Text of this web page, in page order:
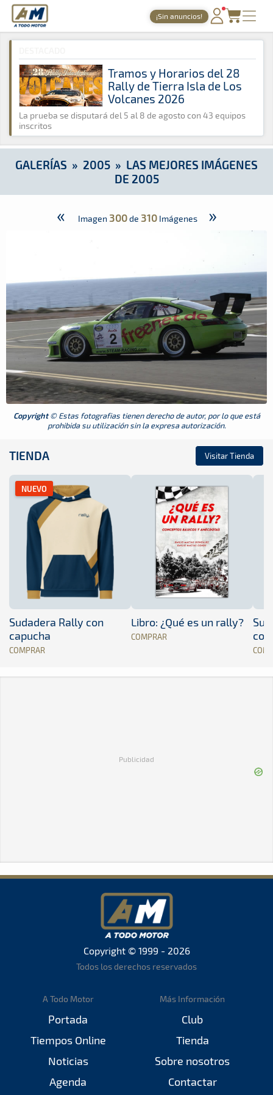
A Todo Motor · Revista del motor desde 1999
¡Sin anuncios!
PORTADA
TIEMPOS ONLINE
NOTICIAS
AGENDA
GALERÍAS
TIENDA
A Todo Motor » Galerías » 2005 » Las mejores imágenes de
Tramos y Horarios del 28
Rally de Tierra Isla de Los
Volcanes 2026
La prueba se disputará del 5 al 8 de agosto con 43 equipos
inscritos
GALERÍAS » 2005 » LAS MEJORES IMÁGENES
DE 2005
« Imagen 300de 310Imágenes »
Copyright© Estas fotografias tienen derecho de autor, por lo que está
prohibida su utilización sin la expresa autorización.
TIENDA Visitar Tienda
NUEVO
Sudadera Rally con
capucha
COMPRAR
Libro: ¿Qué es un rally?
COMPRAR
Publicidad
Copyright © 1999 - 2026
Todos los derechos reservados
A Todo Motor
Portada
Tiempos Online
Noticias
Agenda
Más Información
Club
Tienda
Sobre nosotros
Contactar